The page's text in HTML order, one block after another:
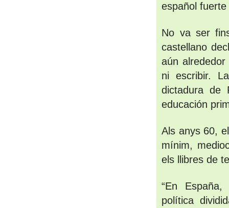
español fuerte
No va ser
castellano
aún
ni escribir.
dictadura de
educación
Als anys 60,
mínim,
els llibres de
“En
política